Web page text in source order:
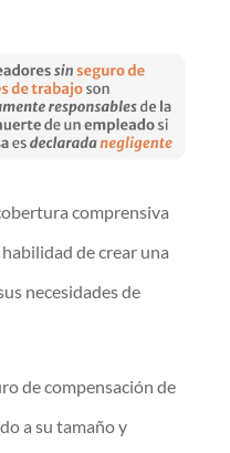
comprensiva
de crear una
necesidades de
de compensación de
a su tamaño y